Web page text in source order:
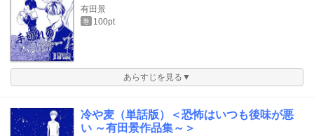
有田景
巻 100pt
あらすじを見る▼
冷や麦（単話版）＜恐怖はいつも後味が悪
い ～有田景作品集～＞